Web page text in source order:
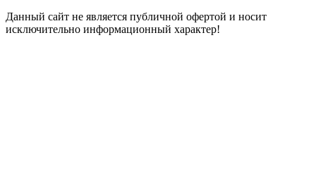
Данный сайт не является публичной офертой и носит
исключительно информационный характер!